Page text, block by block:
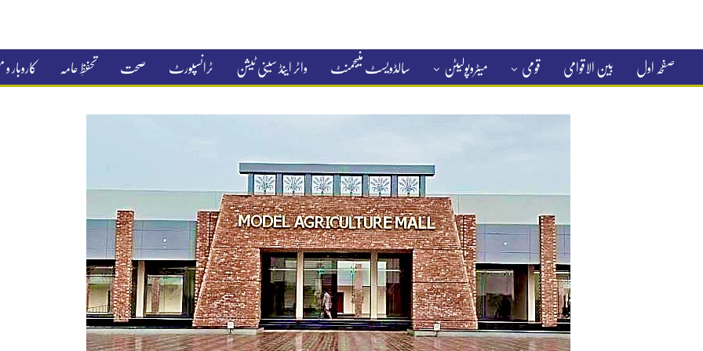
صفحہ اول بین الاقوامی قومی میٹروپولیٹن سالڈویسٹ منیجمنٹ واٹر اینڈ سینی ٹیشن ٹرانسپورٹ صحت تحفظِ عامہ کاروبار